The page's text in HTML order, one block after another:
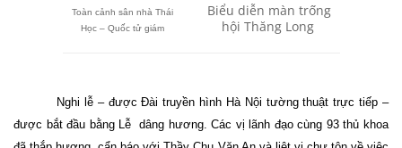
Toàn cảnh sân nhà Thái
Học – Quốc tử giám
Biểu diễn màn trống
hội Thăng Long
Nghi lễ – được Đài truyền hình Hà Nội tường thuật trực tiếp –
được bắt đầu bằng Lễ
dâng hương. Các vị lãnh đạo cùng 93 thủ khoa